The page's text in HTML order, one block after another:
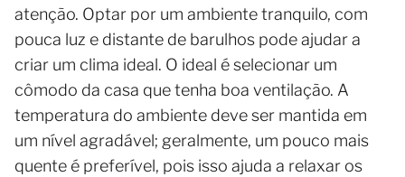
atenção. Optar por um ambiente tranquilo, com
pouca luz e distante de barulhos pode ajudar a
criar um clima ideal. O ideal é selecionar um
cômodo da casa que tenha boa ventilação. A
temperatura do ambiente deve ser mantida em
um nível agradável; geralmente, um pouco mais
quente é preferível, pois isso ajuda a relaxar os